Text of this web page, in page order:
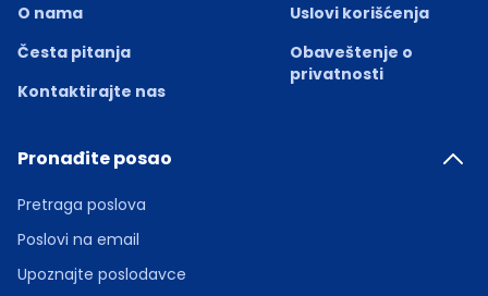
O nama
Česta pitanja
Kontaktirajte nas
Uslovi korišćenja
Obaveštenje o
privatnosti
Pronađite posao
Pretraga poslova
Poslovi na email
Upoznajte poslodavce